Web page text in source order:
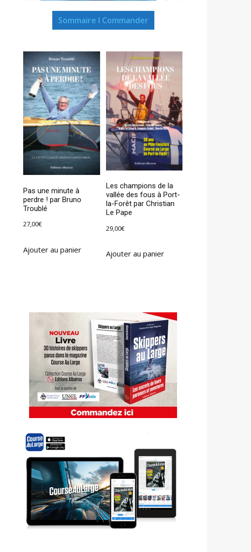
Sommaire I Commander
Pas une minute à
perdre ! par Bruno
Troublé
27,00€
Ajouter au panier
Les champions de la
vallée des fous à Port-
la-Forêt par Christian
Le Pape
29,00€
Ajouter au panier